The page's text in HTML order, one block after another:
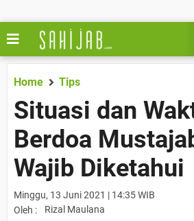
Home Tips
Situasi dan
Berdoa
Wajib Diketahui
Minggu, 13 Juni 2021 | 14:35 WIB
Oleh :
Rizal Maulana